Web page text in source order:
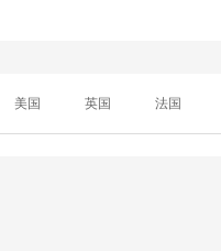
美国 英国 法国